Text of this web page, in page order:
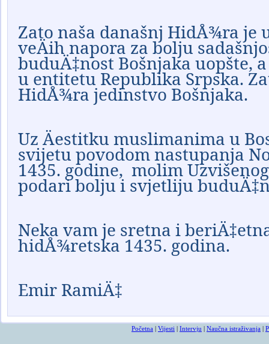
Zato naša današnj HidÅ¾ra je
veÄih napora za bolju
buduÄ‡nost Bošnjaka uopšte,
u entitetu Republika Srpska.
HidÅ¾ra jedinstvo Bošnjaka.
Uz Äestitku muslimanima u
svijetu povodom nastupanja
1435. godine, molim Uzviš
podari bolju i svjetliju buduÄ‡
Neka vam je sretna i
hidÅ¾retska 1435. godina.
Emir RamiÄ‡
Početna Vijesti Intervju Naučna istraživanja